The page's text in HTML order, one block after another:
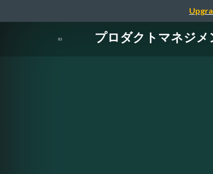
プロダクトマネジ